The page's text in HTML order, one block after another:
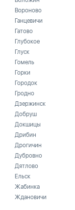
Вороново
Ганцевичи
Гатово
Глубокое
Глуск
Гомель
Горки
Городок
Гродно
Дзержинск
Добруш
Докшицы
Дрибин
Дрогичин
Дубровно
Дятлово
Ельск
Жабинка
Ждановичи